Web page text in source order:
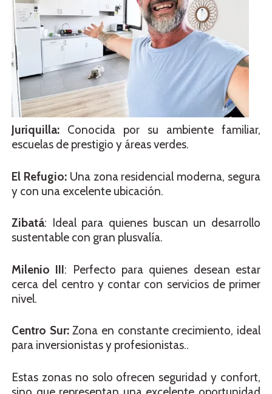
Juriquilla: Conocida por su ambiente familiar,
escuelas de prestigio y áreas verdes.
El Refugio:Una zona residencial moderna, segura
y con una excelente ubicación.
Zibatá: Ideal para quienes buscan un desarrollo
sustentable con gran plusvalía.
Milenio III: Perfecto para quienes desean estar
cerca del centro y contar con servicios de primer
nivel.
Centro Sur:Zona en constante crecimiento, ideal
para inversionistas y profesionistas..
Estas zonas no solo ofrecen seguridad y confort,